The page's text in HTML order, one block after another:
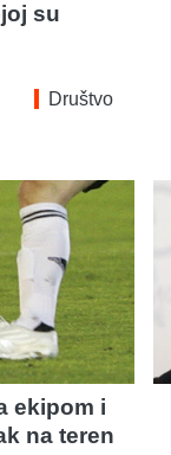
su
Društvo
ekipom i
na teren